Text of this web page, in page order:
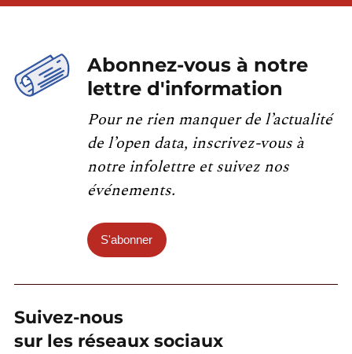
Abonnez-vous à notre
lettre d'information
Pour ne rien manquer de l’actualité
de l’open data, inscrivez-vous à
notre infolettre et suivez nos
événements.
S'abonner
Suivez-nous
sur les réseaux sociaux